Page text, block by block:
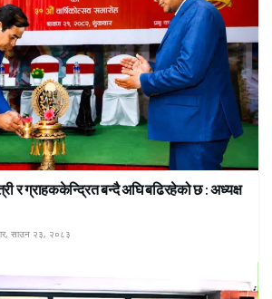
र ग्राहककेन्द्रित बन्दै अघि बढिरहेको छ : अध्यक्ष
साउन २३, २०८३